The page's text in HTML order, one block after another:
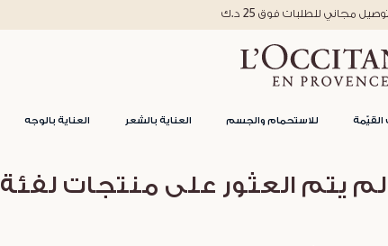
القيّمة للاستحمام والجسم العناية بالشعر العناية بالوجه
مجاني للطلبات فوق 25 د.ك
يتم العثور على منتجات لفئة